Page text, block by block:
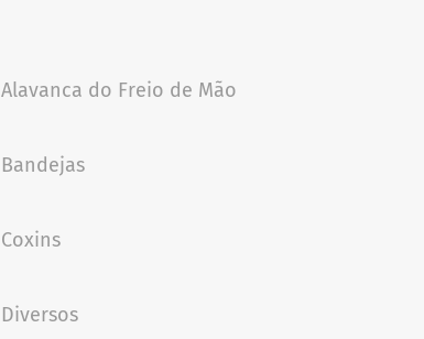
Alavanca do Freio de Mão
Bandejas
Coxins
Diversos